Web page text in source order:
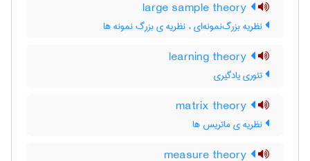
نظریه بزرگ‌نمونه‌ای ، نظریه ی بزرگ نمونه ها
تئوری یادگیری
نظریه ی ماتریس ها